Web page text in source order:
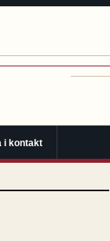
i kontakt